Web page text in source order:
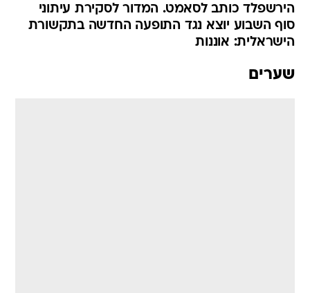
הירשפלד כותב לסאמט. המדור לסקירת עיתוני
סוף השבוע יוצא נגד התופעה החדשה בתקשורת
הישראלית: אוננות
שערים